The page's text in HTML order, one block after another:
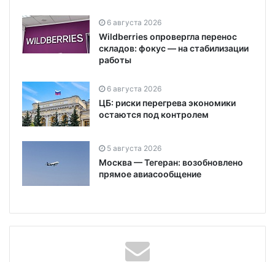
6 августа 2026
Wildberries опровергла перенос
складов: фокус — на стабилизации
работы
6 августа 2026
ЦБ: риски перегрева экономики
остаются под контролем
5 августа 2026
Москва — Тегеран: возобновлено
прямое авиасообщение